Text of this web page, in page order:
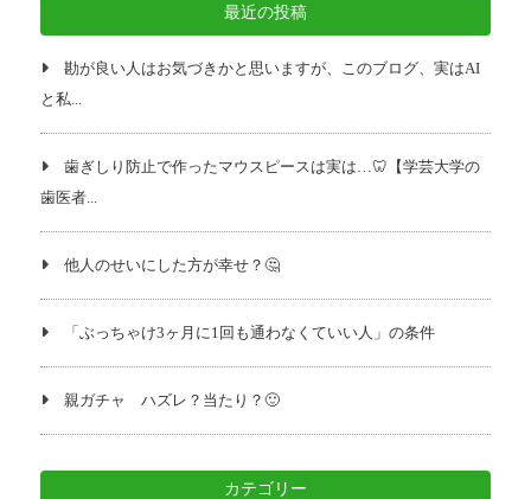
最近の投稿
勘が良い人はお気づきかと思いますが、このブログ、実はAI
と私...
歯ぎしり防止で作ったマウスピースは実は…🦷【学芸大学の
歯医者...
他人のせいにした方が幸せ？🤔
「ぶっちゃけ3ヶ月に1回も通わなくていい人」の条件
親ガチャ ハズレ？当たり？🙂
カテゴリー